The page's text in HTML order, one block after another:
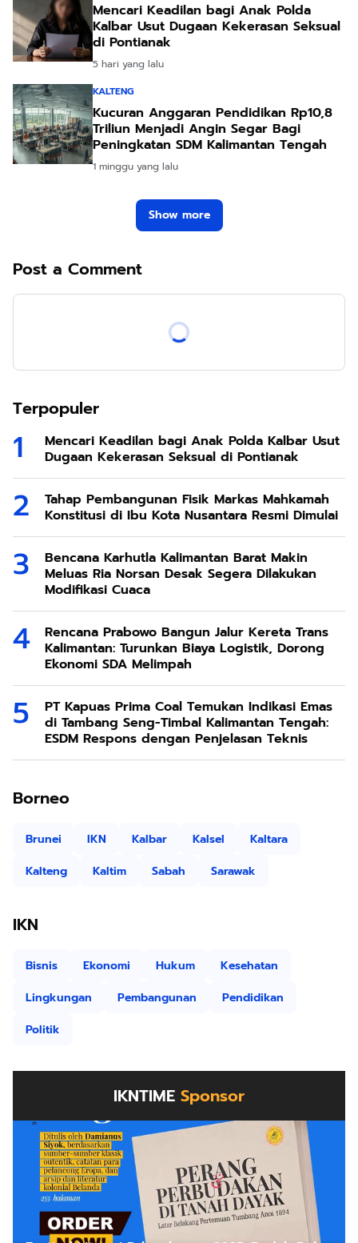
Mencari Keadilan bagi Anak Polda
Kalbar Usut Dugaan Kekerasan Seksual
di Pontianak
5 hari yang lalu
KALTENG
Kucuran Anggaran Pendidikan Rp10,8
Triliun Menjadi Angin Segar Bagi
Peningkatan SDM Kalimantan Tengah
1 minggu yang lalu
Show more
Post a Comment
Terpopuler
Mencari Keadilan bagi Anak Polda Kalbar Usut
Dugaan Kekerasan Seksual di Pontianak
Tahap Pembangunan Fisik Markas Mahkamah
Konstitusi di Ibu Kota Nusantara Resmi Dimulai
Bencana Karhutla Kalimantan Barat Makin
Meluas Ria Norsan Desak Segera Dilakukan
Modifikasi Cuaca
Rencana Prabowo Bangun Jalur Kereta Trans
Kalimantan: Turunkan Biaya Logistik, Dorong
Ekonomi SDA Melimpah
PT Kapuas Prima Coal Temukan Indikasi Emas
di Tambang Seng-Timbal Kalimantan Tengah:
ESDM Respons dengan Penjelasan Teknis
Borneo
Brunei IKN Kalbar Kalsel
Kaltara
Kalteng
Kaltim Sabah Sarawak
IKN
Bisnis Ekonomi Hukum
Kesehatan
Lingkungan
Pembangunan
Pendidikan
Politik
IKNTIME Sponsor